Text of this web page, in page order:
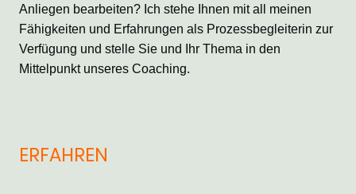
Anliegen bearbeiten? Ich stehe Ihnen mit all meinen
Fähigkeiten und Erfahrungen als Prozessbegleiterin zur
Verfügung und stelle Sie und Ihr Thema in den
Mittelpunkt unseres Coaching.
ERFAHREN